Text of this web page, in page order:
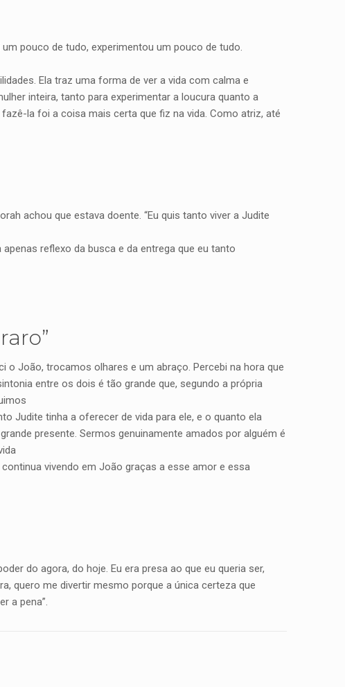
pouco de tudo, experimentou um pouco de tudo.
Ela traz uma forma de ver a vida com calma e
inteira, tanto para experimentar a loucura quanto a
la foi a coisa mais certa que fiz na vida. Como atriz, até
achou que estava doente. “Eu quis tanto viver a Judite
reflexo da busca e da entrega que eu tanto
o João, trocamos olhares e um abraço. Percebi na hora que
entre os dois é tão grande que, segundo a própria
Judite tinha a oferecer de vida para ele, e o quanto ela
presente. Sermos genuinamente amados por alguém é
vivendo em João graças a esse amor e essa
do agora, do hoje. Eu era presa ao que eu queria ser,
quero me divertir mesmo porque a única certeza que
a pena”.